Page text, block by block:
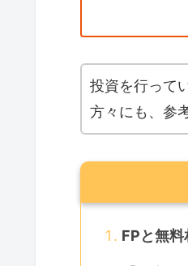
投資を行って
方々にも、参
FPと無